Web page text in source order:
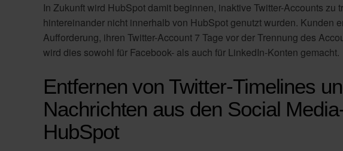
In Zukunft wird HubSpot damit beginnen, inaktive Twitter-Accounts zu
hintereinander nicht innerhalb von HubSpot genutzt wurden. Kunden
Aufforderung, ihren Twitter-Account 7 Tage vor der Trennung des
wird dies sowohl für Facebook- als auch für LinkedIn-Konten gemacht.
Entfernen von Twitter-Timelines
Nachrichten aus den Social
HubSpot